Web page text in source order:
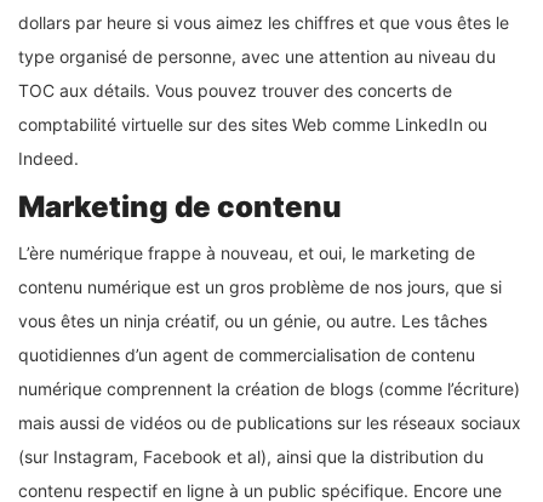
dollars par heure si vous aimez les chiffres et que vous êtes le
type organisé de personne, avec une attention au niveau du
TOC aux détails. Vous pouvez trouver des concerts de
comptabilité virtuelle sur des sites Web comme LinkedIn ou
Indeed.
Marketing de contenu
L’ère numérique frappe à nouveau, et oui, le marketing de
contenu numérique est un gros problème de nos jours, que si
vous êtes un ninja créatif, ou un génie, ou autre. Les tâches
quotidiennes d’un agent de commercialisation de contenu
numérique comprennent la création de blogs (comme l’écriture)
mais aussi de vidéos ou de publications sur les réseaux sociaux
(sur Instagram, Facebook et al), ainsi que la distribution du
contenu respectif en ligne à un public spécifique. Encore une